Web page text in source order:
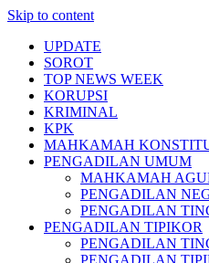
Skip to content
UPDATE
SOROT
TOP NEWS WEEK
KORUPSI
KRIMINAL
KPK
MAHKAMAH
PENGADILAN UMUM
MAHKAMAH
PENGADILAN
PENGADILAN
PENGADILAN TIPIKOR
PENGADILAN
PENGADILAN